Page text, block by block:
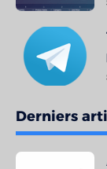
Derniers